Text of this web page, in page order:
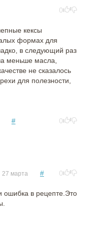
0
кексы
формах для
в следующий раз
меньше масла,
не сказалось
для полезности,
# 0
27 марта # 0
ошибка в рецепте.Это